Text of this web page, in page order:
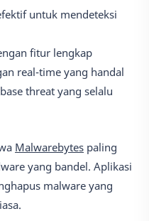
untuk mendeteksi
fitur lengkap
real-time yang handal
threat yang selalu
Malwarebytes paling
yang bandel. Aplikasi
malware yang